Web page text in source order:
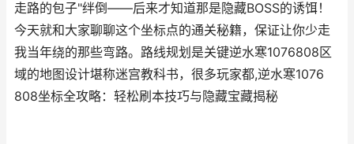
走路的包子"绊倒——后来才知道那是隐藏BOSS的诱饵！
今天就和大家聊聊这个坐标点的通关秘籍，保证让你少走
我当年绕的那些弯路。路线规划是关键逆水寒1076808区
域的地图设计堪称迷宫教科书，很多玩家都,逆水寒1076
808坐标全攻略：轻松刷本技巧与隐藏宝藏揭秘